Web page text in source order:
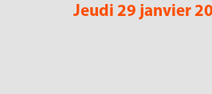
Jeudi 29 janvier